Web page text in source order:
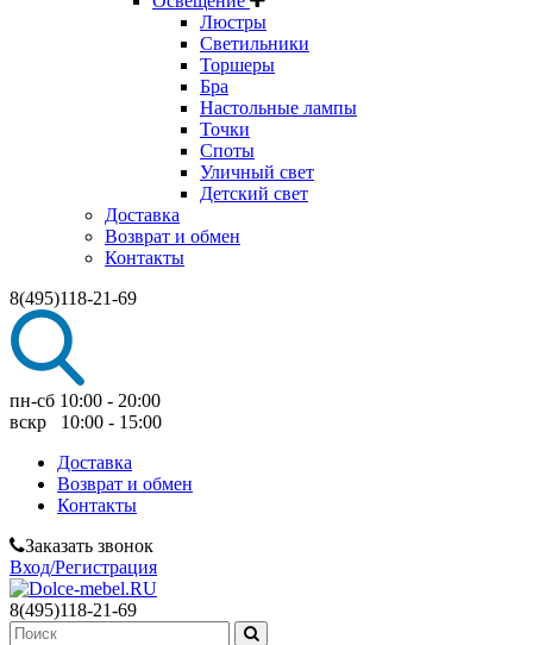
Люстры
Светильники
Торшеры
Бра
Настольные лампы
Точки
Споты
Уличный свет
Детский свет
Доставка
Возврат и обмен
Контакты
8(495)118-21-69
пн-сб 10:00 - 20:00
вскр 10:00 - 15:00
Доставка
Возврат и обмен
Контакты
Заказать звонок
Вход/Регистрация
8(495)118-21-69